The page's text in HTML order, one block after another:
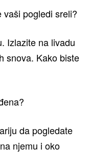
pogledi sreli?
Izlazite na livadu
snova. Kako biste
da pogledate
njemu i oko